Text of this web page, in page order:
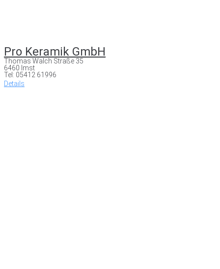
Pro Keramik GmbH
Thomas Walch Straße 35
6460 Imst
Tel: 05412 61996
Details